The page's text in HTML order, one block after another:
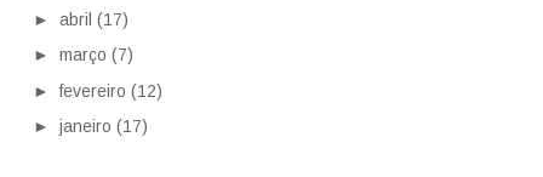
► abril (17)
► março (7)
►fevereiro (12)
► janeiro (17)